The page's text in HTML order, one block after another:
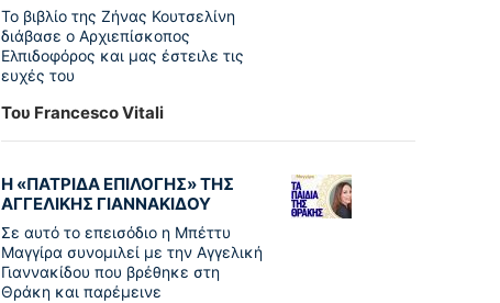
Το βιβλίο της Ζήνας Κουτσελίνη
διάβασε ο Αρχιεπίσκοπος
Ελπιδοφόρος και μας έστειλε τις
ευχές του
Του Francesco Vitali
Η «ΠΑΤΡΊΔΑ ΕΠΙΛΟΓΉΣ» ΤΗΣ
ΑΓΓΕΛΙΚΉΣ ΓΙΑΝΝΑΚΊΔΟΥ
Σε αυτό το επεισόδιο η Μπέττυ
Μαγγίρα συνομιλεί με την Αγγελική
Γιαννακίδου που βρέθηκε στη
Θράκη και παρέμεινε